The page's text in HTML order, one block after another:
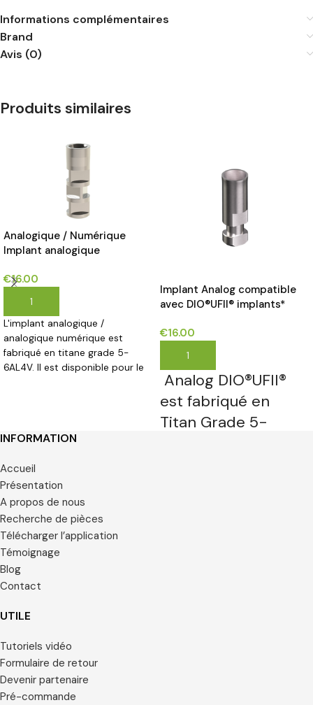
Informations complémentaires
Brand
Avis (0)
Produits similaires
Analogique / Numérique
Implant analogique
ANYONE
€16.00
AJOUTER AU PANIER
L'implant analogique /
analogique numérique est
fabriqué en titane grade 5-
6AL4V. Il est disponible pour le
Implant Analog compatible
avec DIO®UFII® implants*
€16.00
AJOUTER AU PANIER
Analog DIO®UFII®
est fabriqué en
Titan Grade 5-
INFORMATION
Accueil
Présentation
A propos de nous
Recherche de pièces
Télécharger l’application
Témoignage
Blog
Contact
UTILE
Tutoriels vidéo
Formulaire de retour
Devenir partenaire
Pré-commande